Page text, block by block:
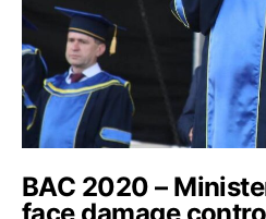
BAC 2020 –